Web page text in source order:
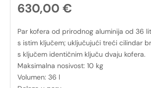
630,00 €
Par kofera od prirodnog aluminija od 36
s istim ključem; uključujući treći cilindar
s ključem identičnim ključu dvaju kofera.
Maksimalna nosivost: 10 kg
Volumen: 36 l